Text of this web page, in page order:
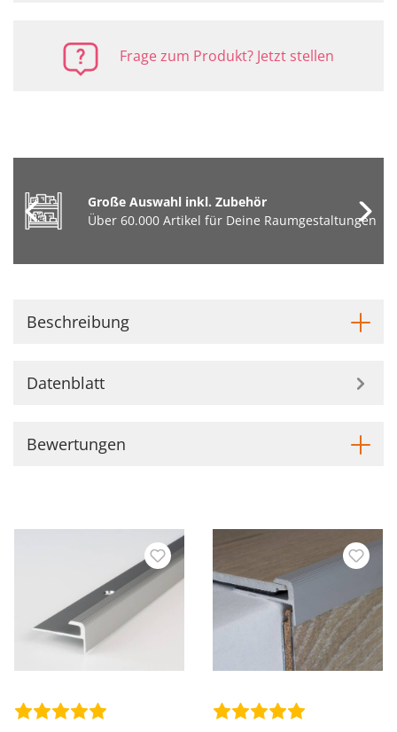
Frage zum Produkt? Jetzt stellen
Große Auswahl inkl. Zubehör
Über 60.000 Artikel für Deine Raumgestaltungen
Beschreibung
Datenblatt
Bewertungen